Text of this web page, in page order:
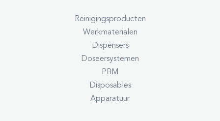
Reinigingsproducten
Werkmaterialen
Dispensers
Doseersystemen
PBM
Disposables
Apparatuur